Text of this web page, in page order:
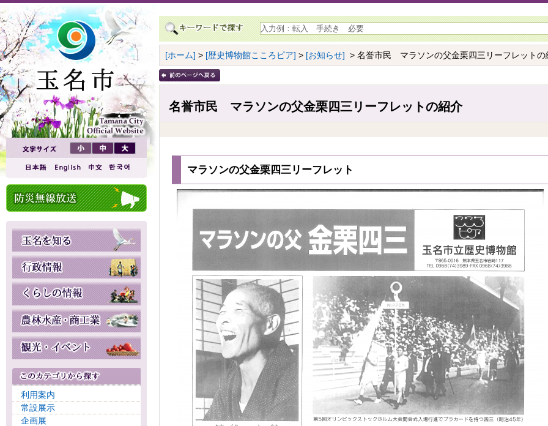
利用案内
常設展示
企画展
[ホーム] > [歴史博物館こころピア] > [お知らせ] > 名誉市民 マラソンの父金栗四三リーフレットの
名誉市民 マラソンの父金栗四三リーフレットの紹介
マラソンの父金栗四三リーフレット